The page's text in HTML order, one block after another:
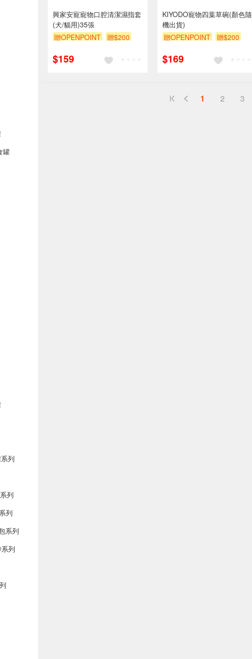
罐
列
列
列
系列
列
興家安寵寵物口腔清潔濕指套
(犬/貓用)35張
贈OPENPOINT
贈$200
$159
KIYODO寵物四葉草碗(顏色隨
機出貨)
贈OPENPOINT
贈$200
$169
1 2 3